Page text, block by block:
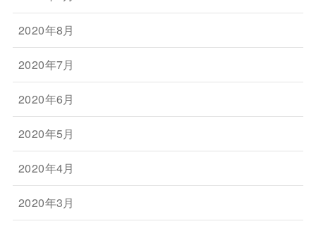
2020年8月
2020年7月
2020年6月
2020年5月
2020年4月
2020年3月